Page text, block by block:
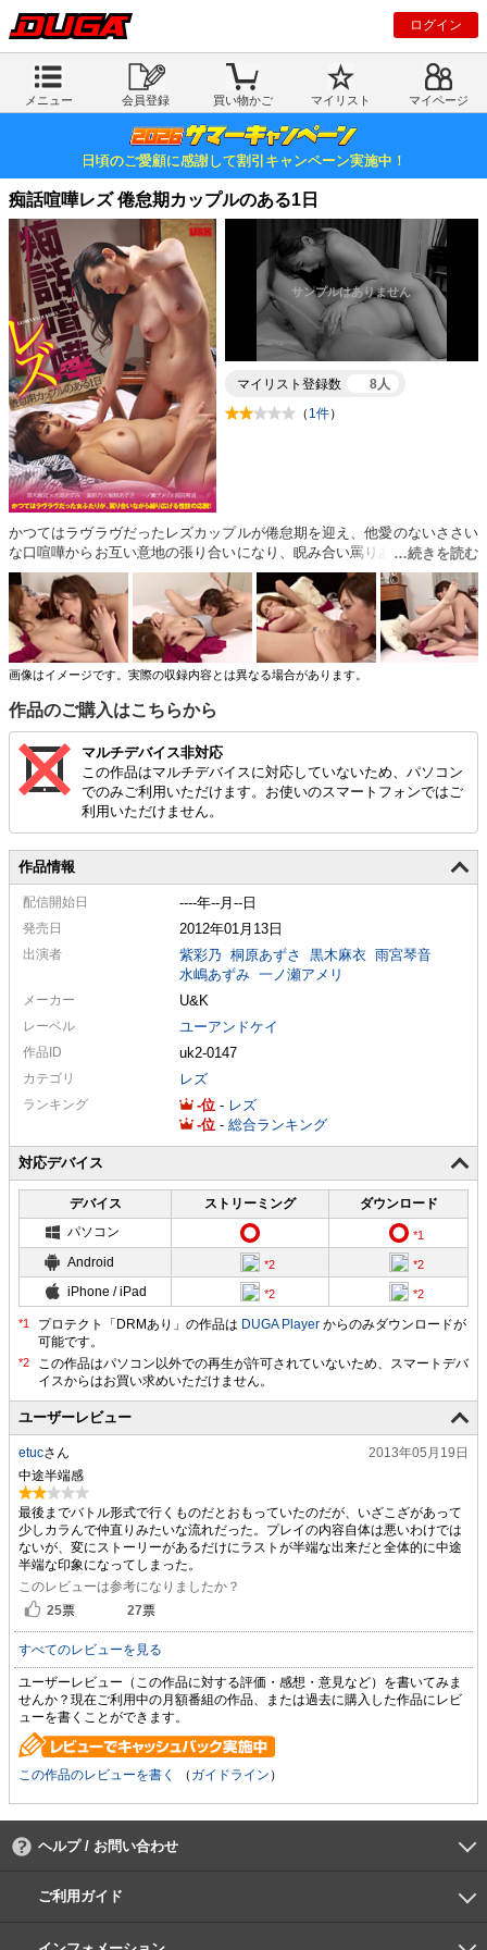
ログイン
メニュー 会員登録 買い物かご マイリスト マイページ
日頃のご愛顧に感謝して割引キャンペーン実施中！
痴話喧嘩レズ 倦怠期カップルのある1日
マイリスト登録数
8人
（ 1件）
かつてはラヴラヴだったレズカップルが倦怠期を迎え、他愛のないささい
な口喧嘩からお互い意地の張り合いになり、睨み合い罵りあいながら、相
手を思いやることなく相手のマンコに乱暴に指を突き立てイカせ合う性技
の応酬！
画像はイメージです。実際の収録内容とは異なる場合があります。
作品のご購入はこちらから
マルチデバイス非対応
この作品はマルチデバイスに対応していないため、パソコン
でのみご利用いただけます。お使いのスマートフォンではご
利用いただけません。
作品情報
配信開始日 ----年--月--日
発売日 2012年01月13日
出演者 紫彩乃 桐原あずさ 黒木麻衣 雨宮琴音
水嶋あずみ 一ノ瀬アメリ
メーカー U&K
レーベル ユーアンドケイ
作品ID uk2-0147
カテゴリ レズ
ランキング - - レズ
-
- 総合ランキング
対応デバイス
デバイス ストリーミング
ダウンロード
パソコン
Android
iPhone / iPad
プロテクト「DRMあり」の作品は DUGA Player からのみダウンロードが
可能です。
ユーザーレビュー
etucさん
2013年05月19日
中途半端感
最後までバトル形式で行くものだとおもっていたのだが、いざこざがあって
少しカラんで仲直りみたいな流れだった。プレイの内容自体は悪いわけでは
ないが、変にストーリーがあるだけにラストが半端な出来だと全体的に中途
半端な印象になってしまった。
このレビューは参考になりましたか？
25票 27票
すべてのレビューを見る
ユーザーレビュー（この作品に対する評価・感想・意見など）を書いてみま
せんか？現在ご利用中の月額番組の作品、または過去に購入した作品にレビ
ューを書くことができます。
この作品のレビューを書く （ ガイドライン ）
ヘルプ / お問い合わせ
よくあるご質問
ご利用環境
お支払い方法
パスワードの再設定
サポートセンター
ご利用ガイド